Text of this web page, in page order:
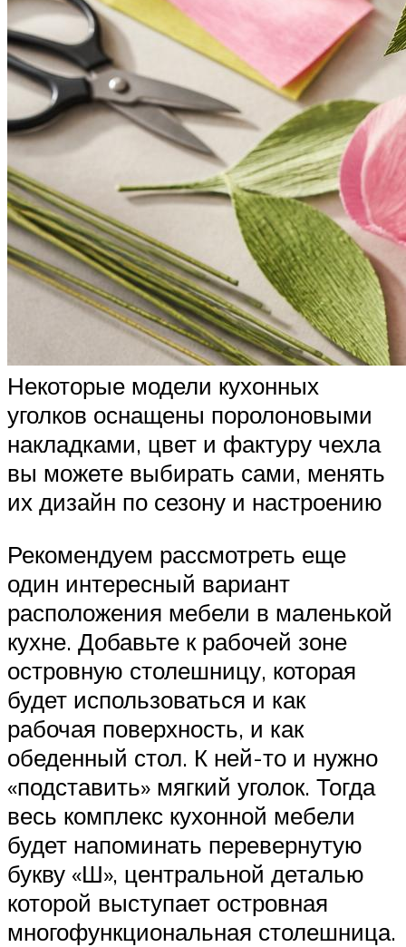
Некоторые модели кухонных
уголков оснащены поролоновыми
накладками, цвет и фактуру чехла
вы можете выбирать сами, менять
их дизайн по сезону и настроению
Рекомендуем рассмотреть еще
один интересный вариант
расположения мебели в маленькой
кухне. Добавьте к рабочей зоне
островную столешницу, которая
будет использоваться и как
рабочая поверхность, и как
обеденный стол. К ней-то и нужно
«подставить» мягкий уголок. Тогда
весь комплекс кухонной мебели
будет напоминать перевернутую
букву «Ш», центральной деталью
которой выступает островная
многофункциональная столешница.